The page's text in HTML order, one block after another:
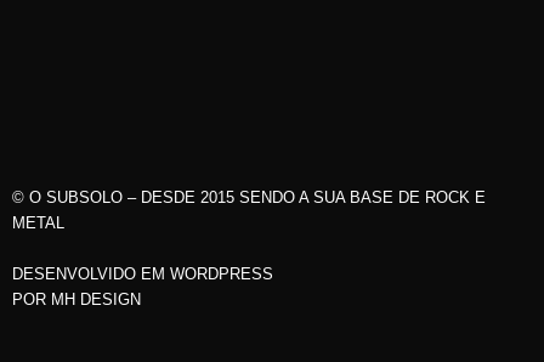
© O SUBSOLO – DESDE 2015 SENDO A SUA BASE DE ROCK E
METAL
DESENVOLVIDO EM WORDPRESS
POR MH DESIGN